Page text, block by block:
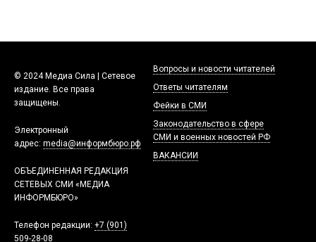
© 2024 Медиа Сила | Сетевое
издание. Все права
защищены.
Электронный
адрес: media@информбюро.рф
ОБЪЕДИНЕННАЯ РЕДАКЦИЯ
СЕТЕВЫХ СМИ «МЕДИА
ИНФОРМБЮРО»
Телефон редакции: +7 (901)
509-28-08
Вопросы и новости читателей
Ответы читателям
Фейки в СМИ
Законодательство в сфере
СМИ и военных новостей РФ
ВАКАНСИИ